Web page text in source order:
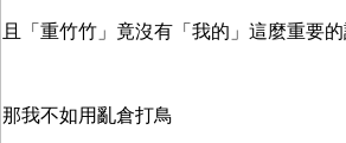
且「重竹竹」竟沒有「我的」這麼重要的
那我不如用亂倉打鳥